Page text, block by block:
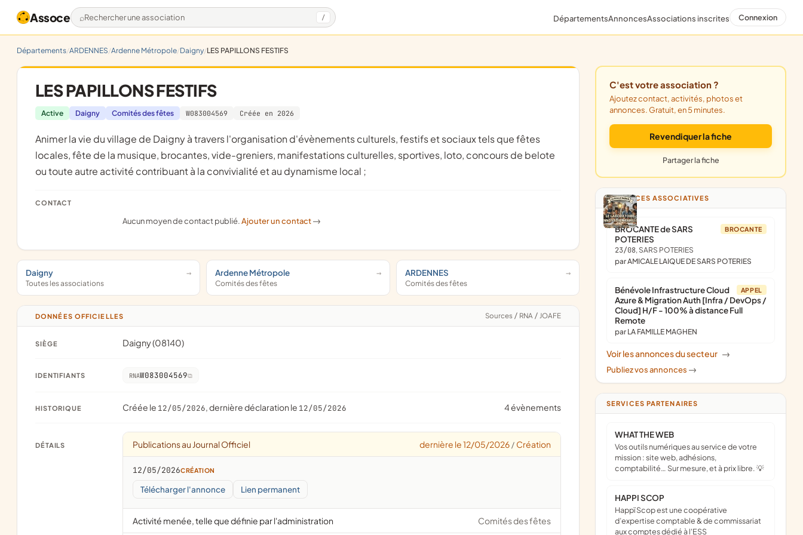
Assoce Rechercher une association / DépartementsAnnoncesAssociations inscrites Connexion
Départements ARDENNES Ardenne Métropole Daigny LES PAPILLONS FESTIFS
LES PAPILLONS FESTIFS
Active Daigny Comités des fêtes W083004569 Créée en 2026
animer la vie du village de Daigny à travers l'organisation d'évènements culturels, festifs et sociaux tels que fêtes
locales, fête de la musique, brocantes, vide-greniers, manifestations culturelles, sportives, loto, concours de belote
ou toute autre activité contribuant à la convivialité et au dynamisme local ;
CONTACT
Aucun moyen de contact publié.Ajouter un contact ->
Daigny
Toutes les associations
Ardenne Métropole
Comités des fêtes
ARDENNES
Comités des fêtes
DONNÉES OFFICIELLES Sources / RNA / JOAFE
SIÈGE Daigny (08140)
IDENTIFIANTS RNAW083004569
HISTORIQUE Créée le 12/05/2026, dernière déclaration le 12/05/2026 4 évènements
DÉTAILS Publications au Journal Officiel dernière le 12/05/2026 / Création
12/05/2026CRÉATION
Télécharger l'annonce Lien permanent
Activité menée, telle que définie par l'administration Comités des fêtes
C'est votre association ?
Ajoutez contact, activités, photos et
annonces. Gratuit, en 5 minutes.
Revendiquer la fiche
Partager la fiche
ANNONCES ASSOCIATIVES
BROCANTE
BROCANTE de SARS
POTERIES
23/08, SARS POTERIES
par AMICALE LAIQUE DE SARS POTERIES
APPEL
Bénévole Infrastructure Cloud
Azure & Migration Auth [Infra / DevOps /
Cloud] H/F - 100% à distance Full
Remote
par LA FAMILLE MAGHEN
Voir les annonces du secteur ->
Publiez vos annonces ->
SERVICES PARTENAIRES
WHAT THE WEB
Vos outils numériques au service de votre
mission : site web, adhésions,
comptabilité… Sur mesure, et à prix libre. 💡
HAPPI SCOP
Happï Scop est une coopérative
d’expertise comptable & de commissariat
aux comptes dédié à l'ESS